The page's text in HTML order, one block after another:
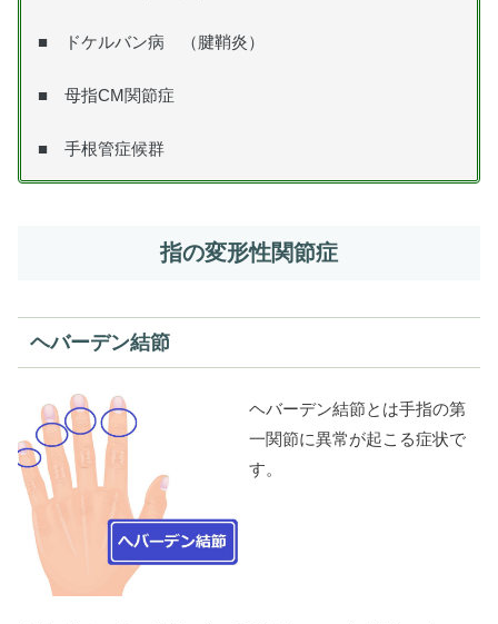
■ ドケルバン病 （腱鞘炎）
■ 母指CM関節症
■ 手根管症候群
指の変形性関節症
ヘバーデン結節
ヘバーデン結節とは手指の第
一関節に異常が起こる症状で
す。